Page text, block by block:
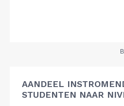
AANDEEL
STUDENTEN NAAR